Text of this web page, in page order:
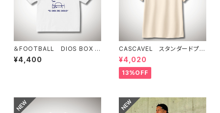
＆FOOTBALL DIOS BOX T
EE ホワイト
¥4,400
CASCAVEL スタンダードプラ
クティスシャツ ライトベージュ
¥4,020
13%OFF